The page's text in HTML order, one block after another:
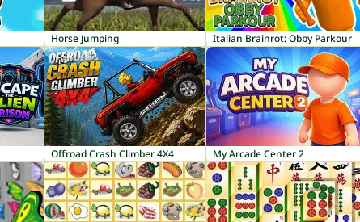
Horse Jumping Italian Brainrot: Obby Parkour
Offroad Crash Climber 4X4 My Arcade Center 2